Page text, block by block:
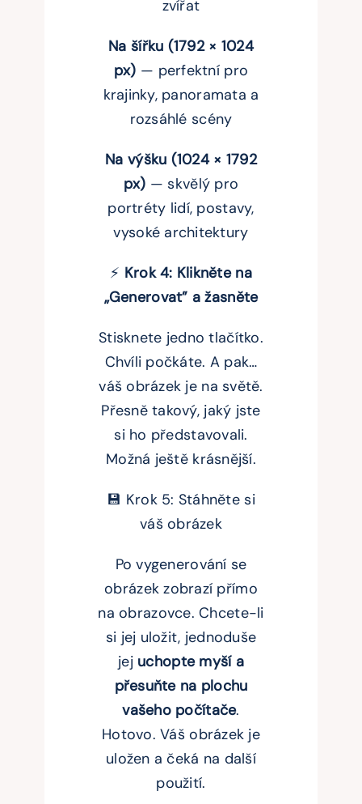
zvířat
Na šířku (1792 × 1024
px) — perfektní pro
krajinky, panoramata a
rozsáhlé scény
Na výšku (1024 × 1792
px) — skvělý pro
portréty lidí, postavy,
vysoké architektury
⚡ Krok 4: Klikněte na
„Generovat” a žasněte
Stisknete jedno tlačítko.
Chvíli počkáte. A pak…
váš obrázek je na světě.
Přesně takový, jaký jste
si ho představovali.
Možná ještě krásnější.
💾 Krok 5: Stáhněte si
váš obrázek
Po vygenerování se
obrázek zobrazí přímo
na obrazovce. Chcete-li
si jej uložit, jednoduše
jej uchopte myší a
přesuňte na plochu
vašeho počítače.
Hotovo. Váš obrázek je
uložen a čeká na další
použití.